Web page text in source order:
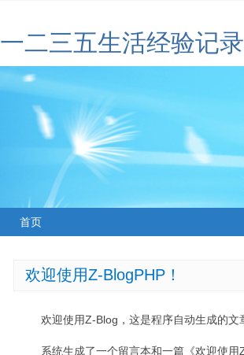
一二三五生活经验记录
首页
欢迎使用Z-BlogPHP！
欢迎使用Z-Blog，这是程序自动生成的
系统生成了一个留言本和一篇《欢迎使